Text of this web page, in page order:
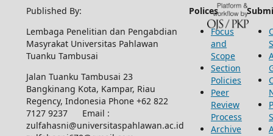
Published By:
Lembaga Penelitian dan Pengabdian
Masyrakat Universitas Pahlawan
Tuanku Tambusai
Jalan Tuanku Tambusai 23
Bangkinang Kota, Kampar, Riau
Regency, Indonesia Phone +62 822
7127 9237 Email :
zulfahasni@universitaspahlawan.ac.id
Polices
Focus
and
Scope
Section
Policies
Peer
Review
Process
Archive